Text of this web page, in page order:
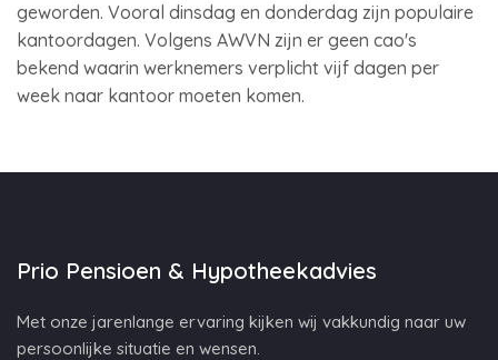
geworden. Vooral dinsdag en donderdag zijn populaire
kantoordagen. Volgens AWVN zijn er geen cao's
bekend waarin werknemers verplicht vijf dagen per
week naar kantoor moeten komen.
Prio Pensioen & Hypotheekadvies
Met onze jarenlange ervaring kijken wij vakkundig naar uw
persoonlijke situatie en wensen.